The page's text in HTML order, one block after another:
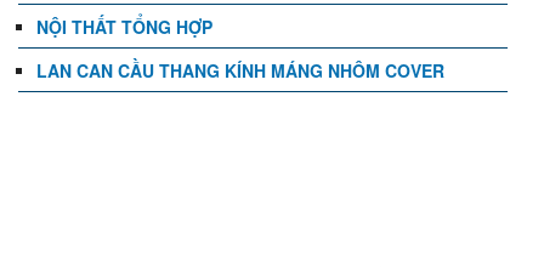
NỘI THẤT TỔNG HỢP
LAN CAN CẦU THANG KÍNH MÁNG NHÔM COVER